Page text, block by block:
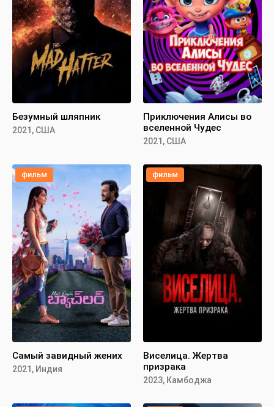
Безумный шляпник
2021, США
Приключения Алисы во
вселенной Чудес
2021, США
фильм
Самый завидный жених
2021, Индия
фильм
Виселица. Жертва
призрака
2023, Камбоджа